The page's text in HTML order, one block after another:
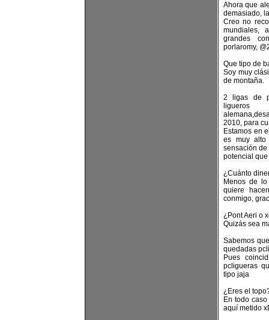
Ahora que
demasiado,
Creo no
mundiales,
grandes
porlaromy,
Que tipo de
Soy muy
de montaña.
2 ligas de
2010, para
Estamos en
es muy alto
sensación
potencial
¿Cuánto
Menos de
quiere
conmigo,
¿Pont Aeri o
Quizás sea
Sabemos
quedadas
Pues
pcligueras
tipo jaja
¿Eres el
En todo
aquí metido